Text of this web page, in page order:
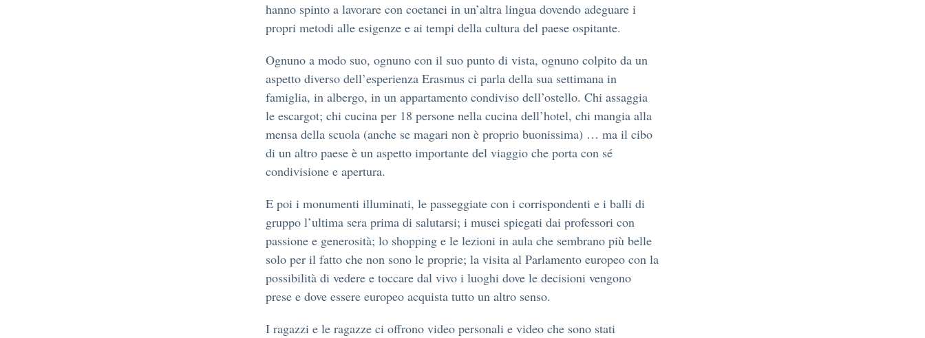
hanno spinto a lavorare con coetanei in un’altra lingua dovendo adeguare i
propri metodi alle esigenze e ai tempi della cultura del paese ospitante.
Ognuno a modo suo, ognuno con il suo punto di vista, ognuno colpito da un
aspetto diverso dell’esperienza Erasmus ci parla della sua settimana in
famiglia, in albergo, in un appartamento condiviso dell’ostello. Chi assaggia
le escargot; chi cucina per 18 persone nella cucina dell’hotel, chi mangia alla
mensa della scuola (anche se magari non è proprio buonissima) … ma il cibo
di un altro paese è un aspetto importante del viaggio che porta con sé
condivisione e apertura.
E poi i monumenti illuminati, le passeggiate con i corrispondenti e i balli di
gruppo l’ultima sera prima di salutarsi; i musei spiegati dai professori con
passione e generosità; lo shopping e le lezioni in aula che sembrano più belle
solo per il fatto che non sono le proprie; la visita al Parlamento europeo con la
possibilità di vedere e toccare dal vivo i luoghi dove le decisioni vengono
prese e dove essere europeo acquista tutto un altro senso.
I ragazzi e le ragazze ci offrono video personali e video che sono stati